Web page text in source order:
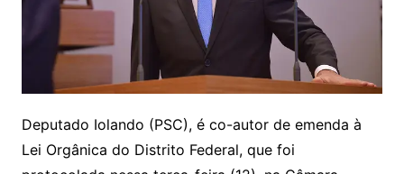
Deputado Iolando (PSC), é co-autor de emenda à
Lei Orgânica do Distrito Federal, que foi